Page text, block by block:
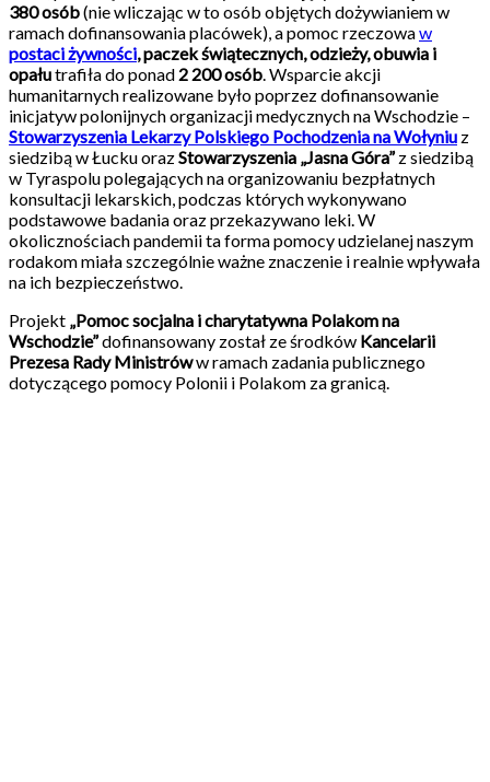
380 osób(nie wliczając w to osób objętych dożywianiem w
ramach dofinansowania placówek), a pomoc rzeczowaw
postaci żywności, paczek świątecznych, odzieży, obuwia i
opałutrafiła do ponad 2 200 osób. Wsparcie akcji
humanitarnych realizowane było poprzez dofinansowanie
inicjatyw polonijnych organizacji medycznych na Wschodzie –
Stowarzyszenia Lekarzy Polskiego Pochodzenia na Wołyniu z
siedzibą w Łucku orazStowarzyszenia „Jasna Góra”z siedzibą
w Tyraspolu polegających na organizowaniu bezpłatnych
konsultacji lekarskich, podczas których wykonywano
podstawowe badania oraz przekazywano leki. W
okolicznościach pandemii ta forma pomocy udzielanej naszym
rodakom miała szczególnie ważne znaczenie i realnie wpływała
na ich bezpieczeństwo.
Projekt „Pomoc socjalna i charytatywna Polakom na
Wschodzie”dofinansowany został ze środków Kancelarii
Prezesa Rady Ministróww ramach zadania publicznego
dotyczącego pomocy Polonii i Polakom za granicą.